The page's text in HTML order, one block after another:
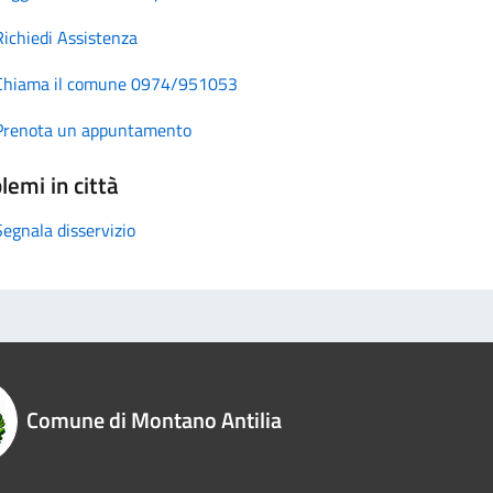
Assistenza
il comune 0974/951053
un appuntamento
in città
disservizio
Comune di Montano Antilia